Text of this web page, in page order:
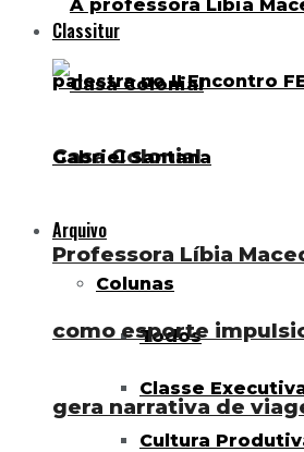
Classitur
Casa Colonial
Arquivo
Colunas
Todos
Classe
Cultura
Professora Líbia
como esporte
gera narrativa de